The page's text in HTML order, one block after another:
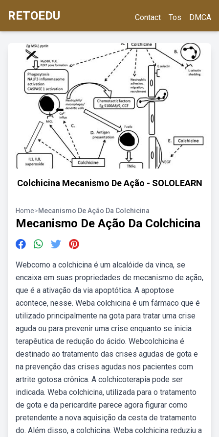
RETOEDU Contact Tos DMCA
Colchicina Mecanismo De Ação - SOLOLEARN
Home>Mecanismo De Ação Da Colchicina
Mecanismo De Ação Da Colchicina
Webcomo a colchicina é um alcalóide da vinca, se
encaixa em suas propriedades de mecanismo de ação,
que é a ativação da via apoptótica. A apoptose
acontece, nesse. Weba colchicina é um fármaco que é
utilizado principalmente na gota para tratar uma crise
aguda ou para prevenir uma crise enquanto se inicia
terapêutica de redução do ácido. Webcolchicina é
destinado ao tratamento das crises agudas de gota e
na prevenção das crises agudas nos pacientes com
artrite gotosa crônica. A colchicoterapia pode ser
indicada. Weba colchicina, utilizada para o tratamento
de gota e da pericardite parece agora figurar como
pretendente a nova aquisição da cesta de tratamento
do. Além disso, a colchicina. Weba colchicina reduziu a